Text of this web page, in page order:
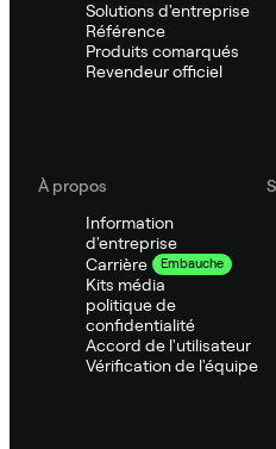
Solutions d'entreprise
Référence
Produits comarqués
Revendeur officiel
À propos
Information
d'entreprise
Carrière
Embauche
Kits média
politique de
confidentialité
Accord de l'utilisateur
Vérification de l'équipe